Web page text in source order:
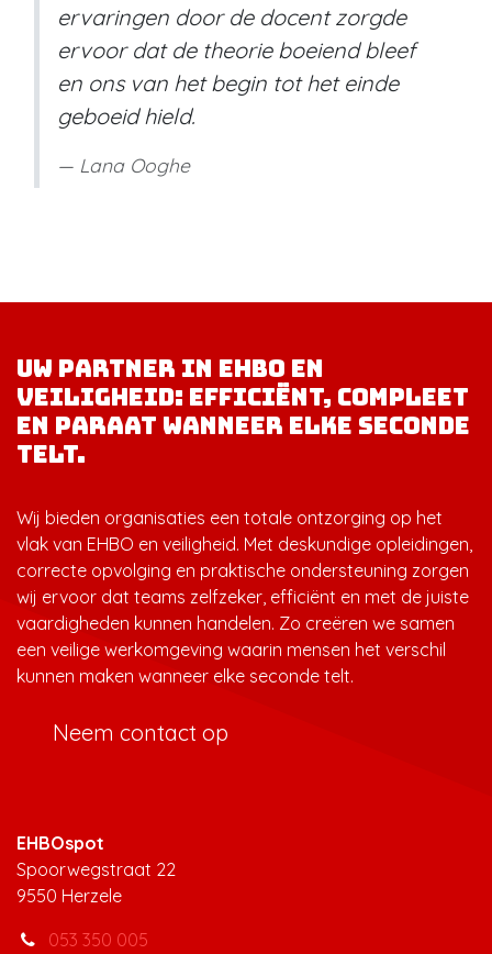
ervaringen door de docent zorgde
ervoor dat de theorie boeiend bleef
en ons van het begin tot het einde
geboeid hield.
Lana Ooghe
Uw partner in EHBO en
veiligheid: efficiënt, compleet
en paraat wanneer elke seconde
telt.
Wij bieden organisaties een totale ontzorging op het
vlak van EHBO en veiligheid. Met deskundige opleidingen,
correcte opvolging en praktische ondersteuning zorgen
wij ervoor dat teams zelfzeker, efficiënt en met de juiste
vaardigheden kunnen handelen. Zo creëren we samen
een veilige werkomgeving waarin mensen het verschil
kunnen maken wanneer elke seconde telt.
Neem contact op
EHBOspot
Spoorwegstraat 22
9550 Herzele
053 350 005